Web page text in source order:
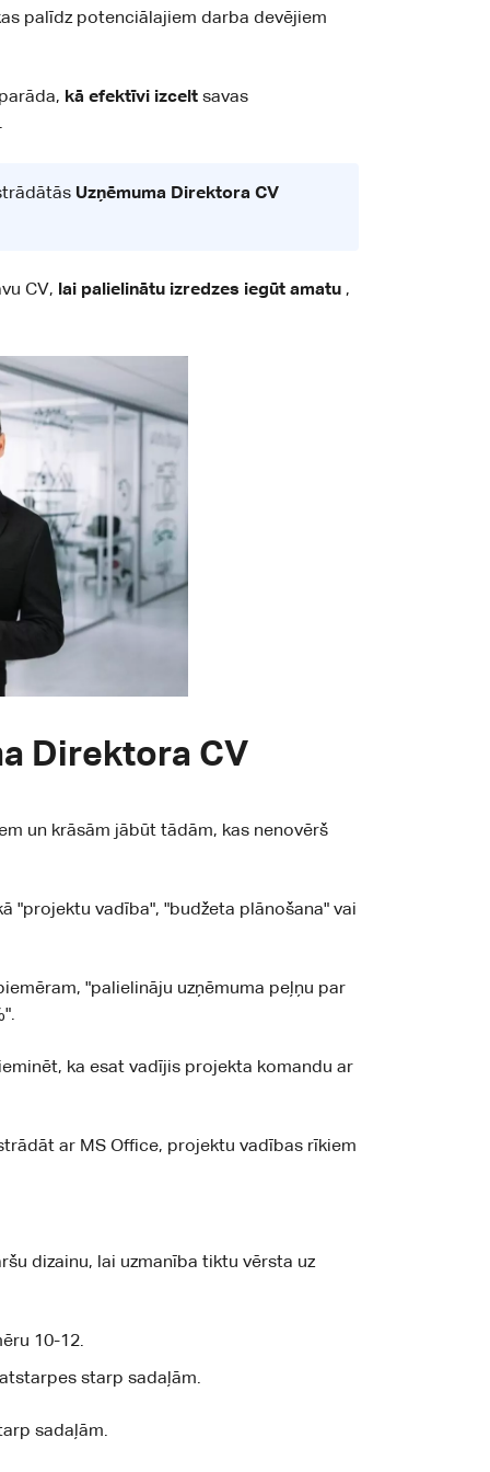
palīdz potenciālajiem darba devējiem
kā efektīvi izcelt savas
.
Uzņēmuma Direktora CV
CV, lai palielinātu izredzes iegūt amatu ,
Direktora CV
un krāsām jābūt tādām, kas nenovērš
"projektu vadība", "budžeta plānošana" vai
"palielināju uzņēmuma peļņu par
ka esat vadījis projekta komandu ar
ar MS Office, projektu vadības rīkiem
dizainu, lai uzmanība tiktu vērsta uz
10-12.
starp sadaļām.
sadaļām.